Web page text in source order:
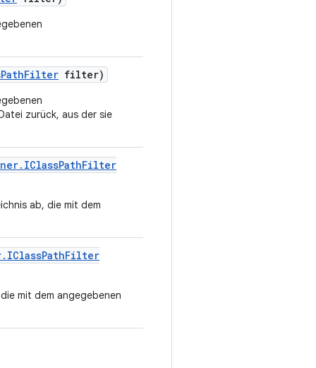
PathFilter filter)
zurück, aus der sie
. IClassPathFilter
ab, die mit dem
. IClassPathFilter
mit dem angegebenen